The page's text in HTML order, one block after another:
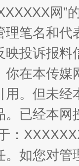
除
网”
理笔名和
映投诉报
你在本传
用。但未
。已经本
：
。如您对